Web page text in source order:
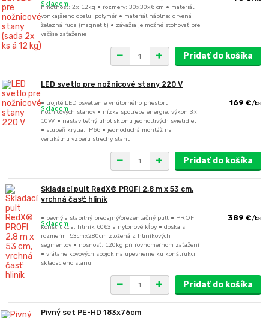
hmotnosť: 2x 12kg • rozmery: 30x30x6 cm • materiál
vonkajšieho obalu: polymér • materiál náplne: drvená
železná ruda (magnetit) • závažia je možné stohovať pre
väčšie zaťaženie
Skladom
Pridať do košíka
LED svetlo pre nožnicové stany 220 V
• trojité LED osvetlenie vnútorného priestoru
nožnicových stanov • nízka spotreba energie, výkon 3×
10W • nastaviteľný uhol sklonu jednotlivých svietidiel
• stupeň krytia: IP66 • jednoduchá montáž na
vertikálnu vzperu strechy stanu
169 €/ks
Skladom
Pridať do košíka
Skladací pult RedX® PROFI 2,8 m x 53 cm,
vrchná časť: hliník
• pevný a stabilný predajný/prezentačný pult • PROFI
konštrukcia, hliník 6063 a nylonové kĺby • doska s
rozmermi 53cmx280cm zložená z hliníkových
segmentov • nosnosť: 120kg pri rovnomernom zaťažení
• vrátane kovových spojok na upevnenie ku konštrukcii
skladacieho stanu
389 €/ks
Skladom
Pridať do košíka
Pivný set PE-HD 183x76cm